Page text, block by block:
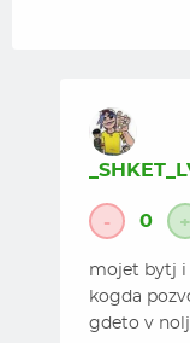
- 0 +
mojet bytj i
kogda
gdeto v